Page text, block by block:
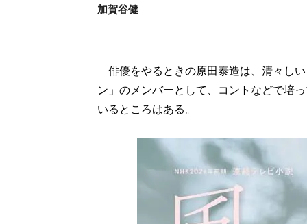
加賀谷健
俳優をやるときの原田泰造は、清々し
ン」のメンバーとして、コントなどで培
いるところはある。